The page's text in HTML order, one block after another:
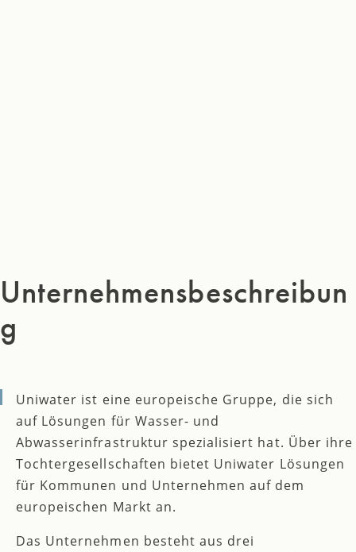
Unternehmensbeschreibun
g
Uniwater ist eine europeische Gruppe, die sich
auf Lösungen für Wasser- und
Abwasserinfrastruktur spezialisiert hat. Über ihre
Tochtergesellschaften bietet Uniwater Lösungen
für Kommunen und Unternehmen auf dem
europeischen Markt an.
Das Unternehmen besteht aus drei